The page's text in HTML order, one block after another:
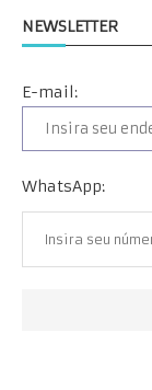
NEWSLETTER
E-mail:
WhatsApp: